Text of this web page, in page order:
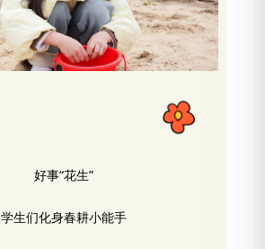
好事“花生”
学生们化身春耕小能手